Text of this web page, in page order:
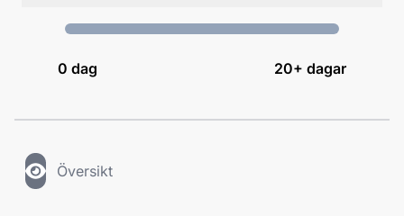
0 dag 20+ dagar
Översikt